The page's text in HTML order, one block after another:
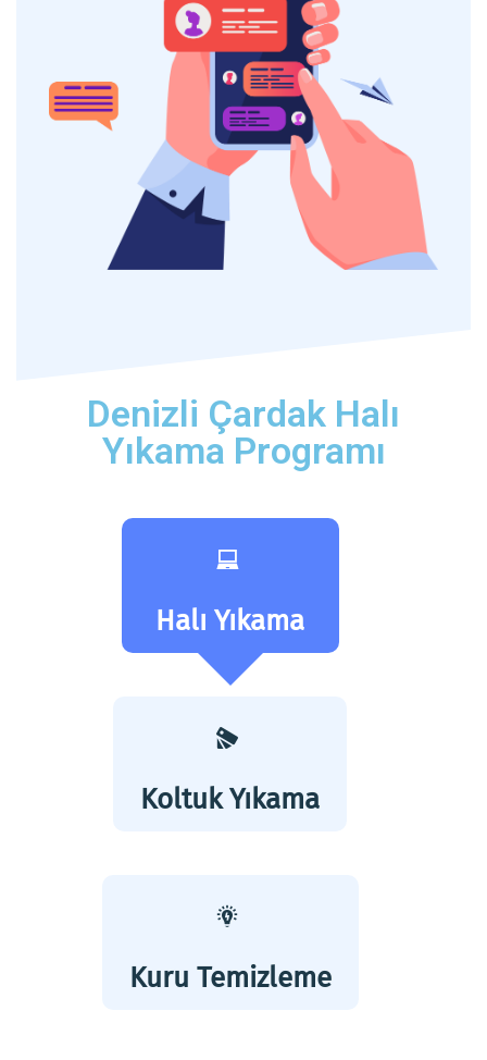
Denizli Çardak Halı
Yıkama Programı
Halı Yıkama
Koltuk Yıkama
Kuru Temizleme